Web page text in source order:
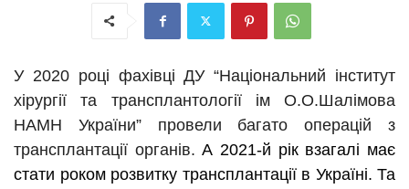
У 2020 році фахівці ДУ “Національний інститут
хірургії та трансплантології ім О.О.Шалімова
НАМН України” провели багато операцій з
трансплантації органів.А 2021-й ріквзагалі має
стати роком розвитку трансплантації в Україні. Та